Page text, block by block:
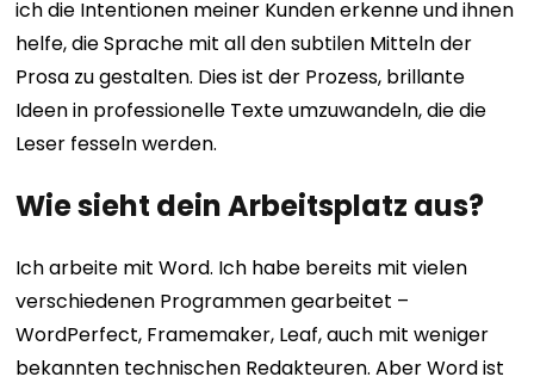
ich die Intentionen meiner Kunden erkenne und ihnen
helfe, die Sprache mit all den subtilen Mitteln der
Prosa zu gestalten. Dies ist der Prozess, brillante
Ideen in professionelle Texte umzuwandeln, die die
Leser fesseln werden.
Wie sieht dein Arbeitsplatz aus?
Ich arbeite mit Word. Ich habe bereits mit vielen
verschiedenen Programmen gearbeitet –
WordPerfect, Framemaker, Leaf, auch mit weniger
bekannten technischen Redakteuren. Aber Word ist